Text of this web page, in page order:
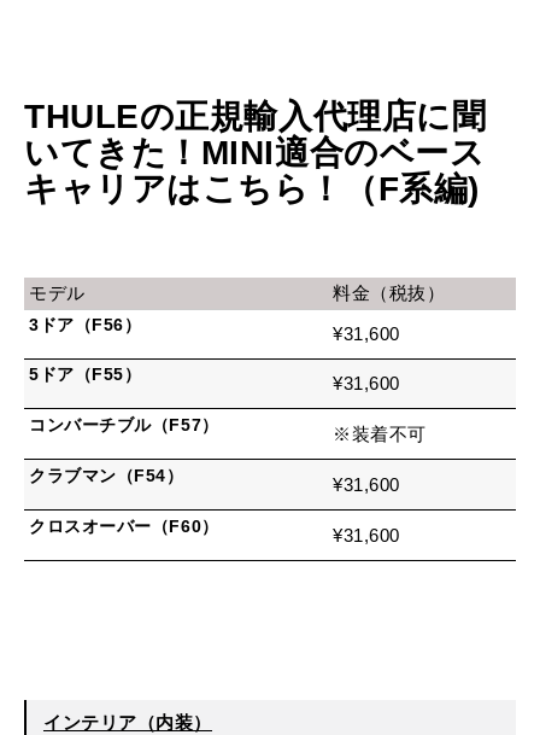
THULEの正規輸入代理店に聞
いてきた！MINI適合のベース
キャリアはこちら！（F系編)
モデル 料金（税抜）
3ドア（F56） ¥31,600
5ドア（F55） ¥31,600
コンバーチブル（F57） ※装着不可
クラブマン（F54） ¥31,600
クロスオーバー（F60） ¥31,600
インテリア（内装）